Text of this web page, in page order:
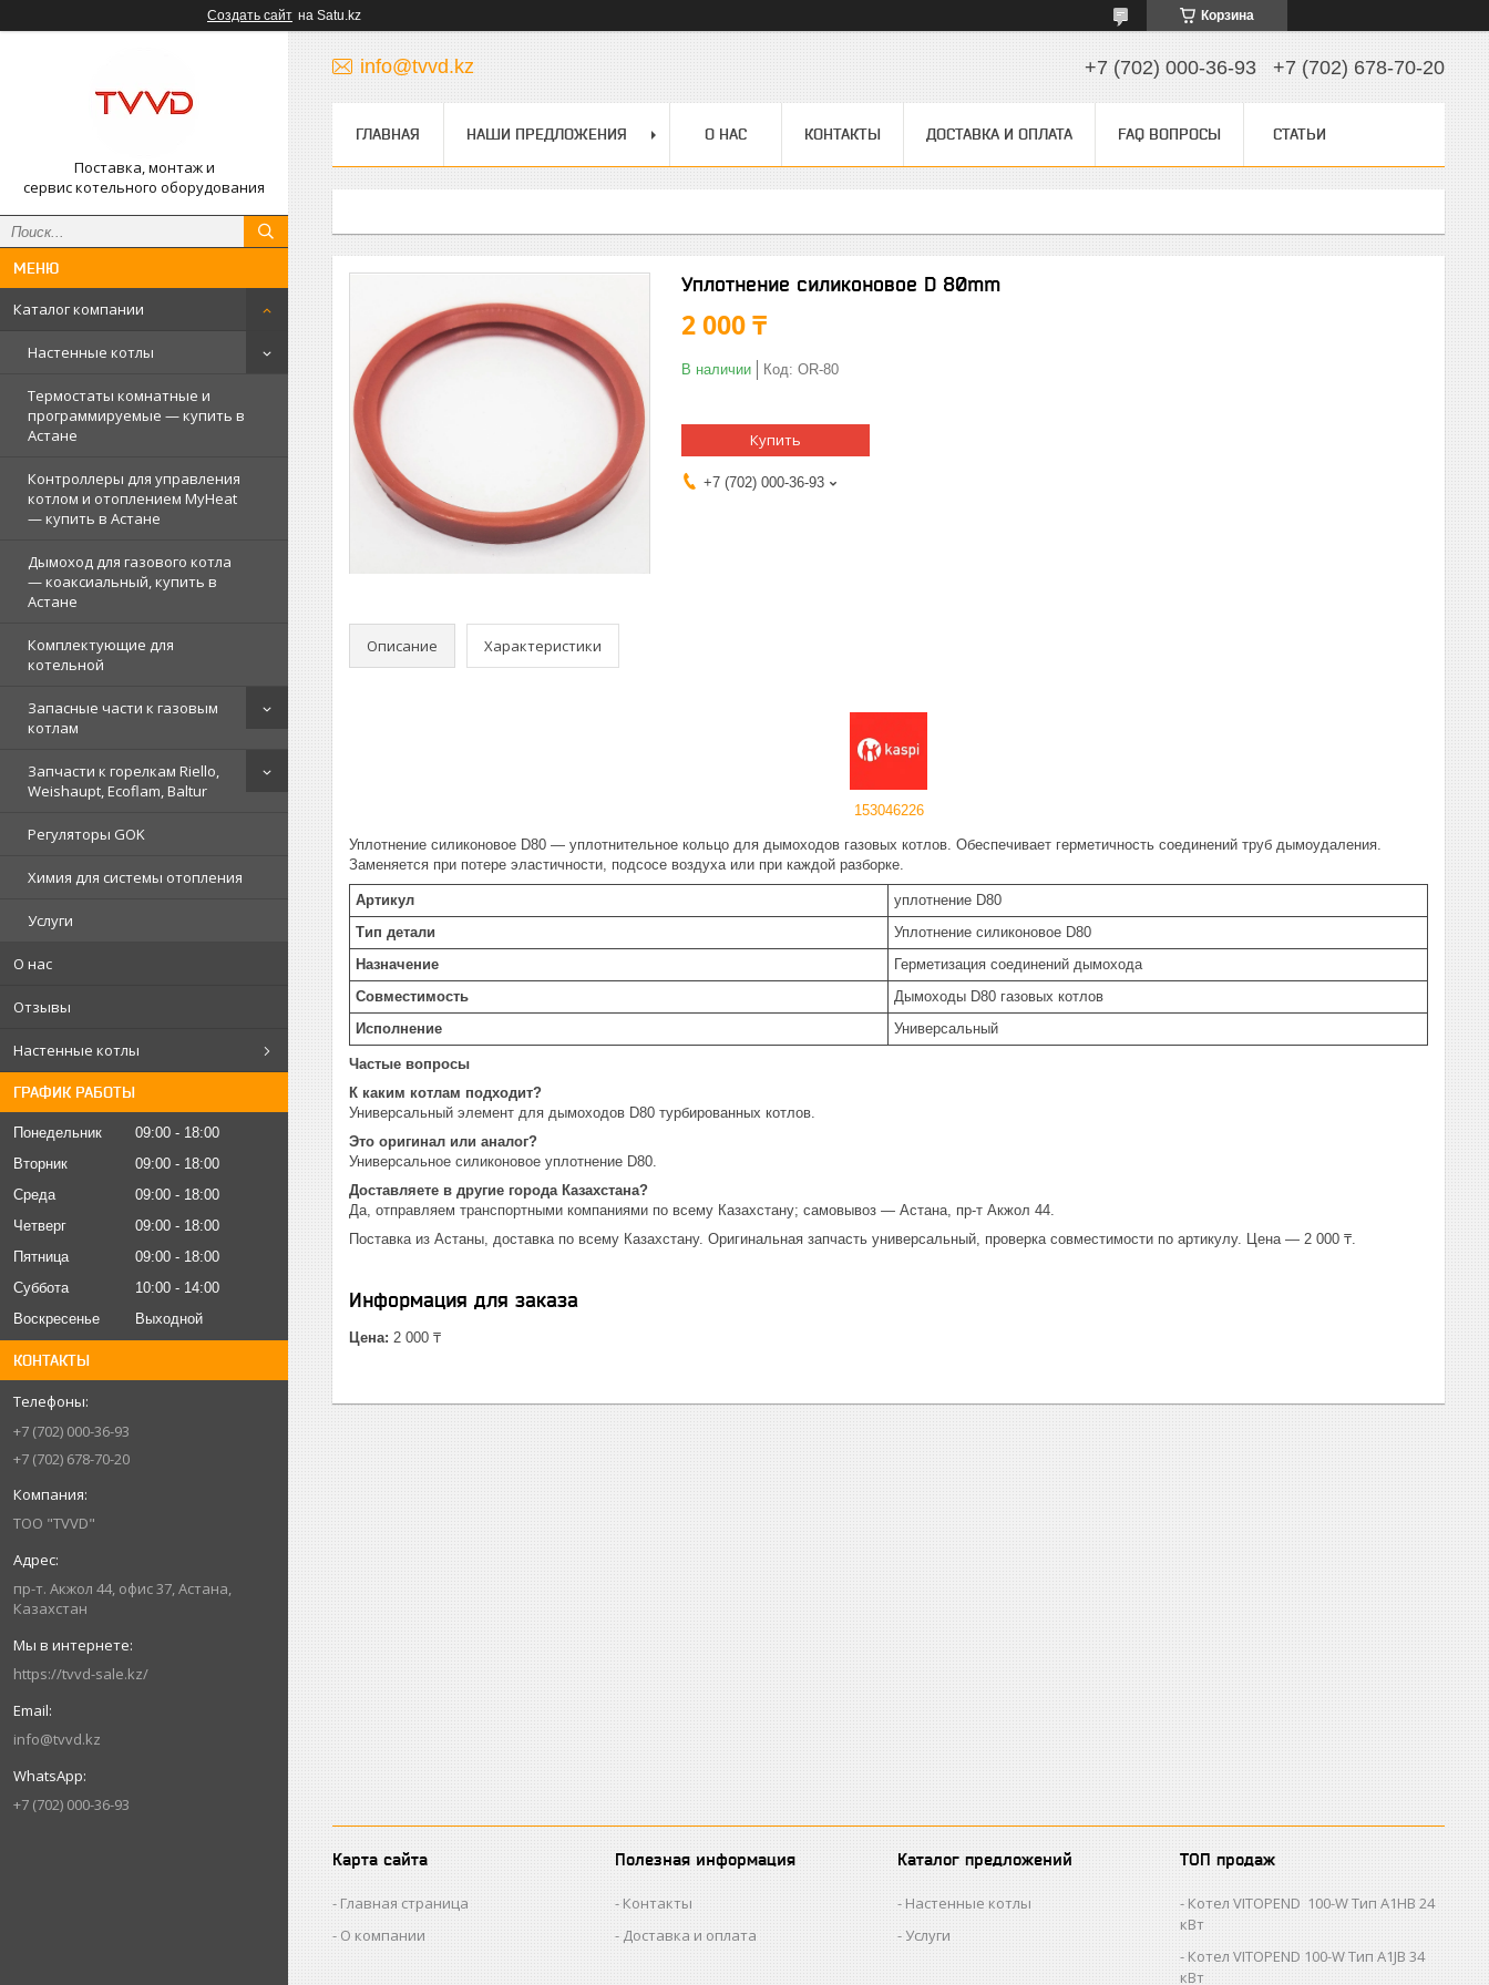
Создать сайт на Satu.kz Корзина
Поставка, монтаж и
сервис котельного оборудования
Каталог компании
Настенные котлы
Термостаты комнатные и
программируемые — купить в
Астане
Контроллеры для управления
котлом и отоплением MyHeat
— купить в Астане
Дымоход для газового котла
— коаксиальный, купить в
Астане
Комплектующие для
котельной
Запасные части к газовым
котлам
Запчасти к горелкам Riello,
Weishaupt, Ecoflam, Baltur
Регуляторы GOK
Химия для системы отопления
Услуги
О нас
Отзывы
Настенные котлы
ГРАФИК РАБОТЫ
Понедельник 09:00
18:00
Вторник
09:00
18:00
Среда
09:00
18:00
Четверг
09:00
18:00
Пятница
09:00
18:00
Суббота
10:00
14:00
Воскресенье
Выходной
КОНТАКТЫ
+7 (702) 000-36-93
+7 (702) 678-70-20
ТОО "TVVD"
пр-т. Акжол 44, офис 37, Астана,
Казахстан
https://tvvd-sale.kz/
info@tvvd.kz
+7 (702) 000-36-93
info@tvvd.kz +7 (702) 000-36-93 +7 (702) 678-70-20
ГЛАВНАЯ НАШИ ПРЕДЛОЖЕНИЯ О НАС КОНТАКТЫ ДОСТАВКА И ОПЛАТА FAQ ВОПРОСЫ СТАТЬИ
Уплотнение силиконовое D 80mm
2 000 ₸
В наличии Код: OR-80
Купить
+7 (702) 000-36-93
Описание Характеристики
153046226
Уплотнение силиконовое D80 — уплотнительное кольцо для дымоходов газовых котлов. Обеспечивает герметичность соединений труб дымоудаления.
Заменяется при потере эластичности, подсосе воздуха или при каждой разборке.
Артикул
уплотнение D80
Тип детали
Уплотнение силиконовое D80
Назначение
Герметизация соединений дымохода
Совместимость
Дымоходы D80 газовых котлов
Исполнение
Универсальный
Частые вопросы
К каким котлам подходит?
Универсальный элемент для дымоходов D80 турбированных котлов.
Это оригинал или аналог?
Универсальное силиконовое уплотнение D80.
Доставляете в другие города Казахстана?
Да, отправляем транспортными компаниями по всему Казахстану; самовывоз — Астана, пр-т Акжол 44.
Поставка из Астаны, доставка по всему Казахстану. Оригинальная запчасть универсальный, проверка совместимости по артикулу. Цена — 2 000 ₸.
Информация для заказа
Цена: 2 000 ₸
Карта сайта
Главная страница
О компании
Полезная информация
Контакты
Доставка и оплата
Каталог предложений
Настенные котлы
Услуги
ТОП продаж
Котел VITOPEND 100-W Тип A1HB 24
кВт
Котел VITOPEND 100-W Тип A1JB 34
кВт